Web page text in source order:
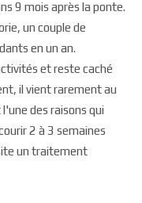
9 mois après la ponte.
un couple de
en un an.
et reste caché
il vient rarement au
des raisons qui
2 à 3 semaines
un traitement